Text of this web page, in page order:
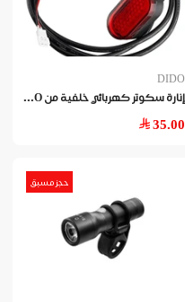
DIDO
إنا
رة سكوتر كهربائي خلفية من DIDO
35.00
حجز مسبق